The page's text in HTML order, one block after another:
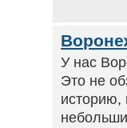
У нас
Это не
историю,